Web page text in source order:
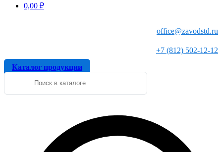
0,00 ₽
office@zavodstd.ru
+7 (812) 502-12-12
Каталог продукции